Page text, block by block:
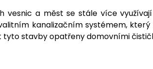
vesnic a měst se stále více
kanalizačním systémem,
tyto stavby opatřeny domovními